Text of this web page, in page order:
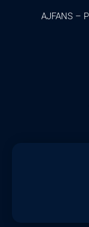
AJFANS –